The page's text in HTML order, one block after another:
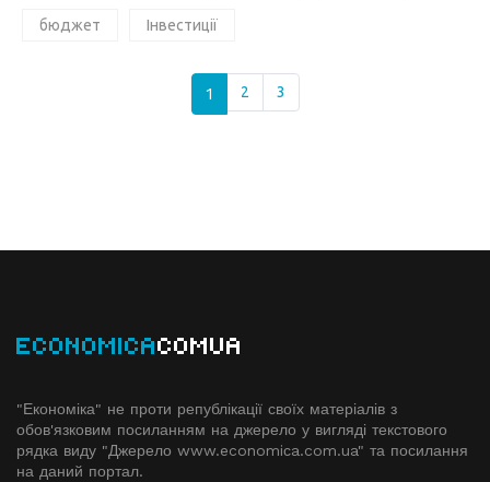
бюджет Інвестиції
1 2 3
ECONOMICACOMUA
"Економіка" не проти републікації своїх матеріалів з
обов'язковим посиланням на джерело у вигляді текстового
рядка виду "Джерело www.economiсa.com.ua" та посилання
на даний портал.